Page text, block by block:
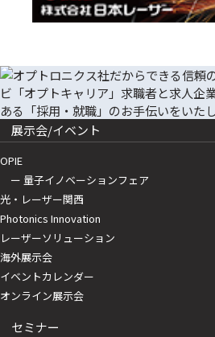
展示会/イベント
OPIE
ー 量子イノベーションフェア
光・レーザー関西
Photonics Innovation
レーザーソリューション
海外展示会
イベントカレンダー
オンライン展示会
セミナー